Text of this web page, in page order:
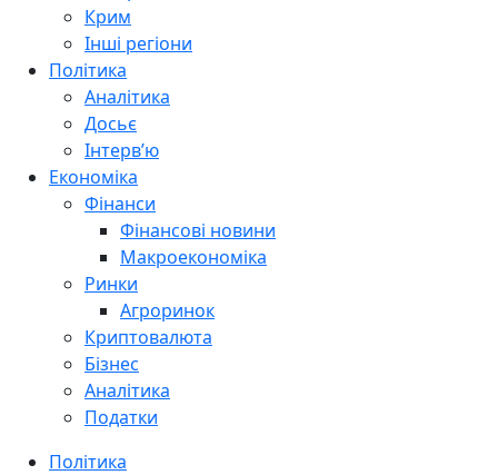
Крим
Інші регіони
Політика
Аналітика
Досьє
Інтерв’ю
Економіка
Фінанси
Фінансові новини
Макроекономіка
Ринки
Агроринок
Криптовалюта
Бізнес
Аналітика
Податки
Політика